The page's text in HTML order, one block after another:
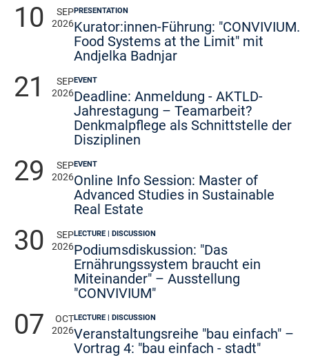
10
SEP
2026
PRESENTATION
Kurator:innen-Führung: "CONVIVIUM.
Food Systems at the Limit" mit
Andjelka Badnjar
21
SEP
2026
EVENT
Deadline: Anmeldung - AKTLD-
Jahrestagung – Teamarbeit?
Denkmalpflege als Schnittstelle der
Disziplinen
29
SEP
2026
EVENT
Online Info Session: Master of
Advanced Studies in Sustainable
Real Estate
30
SEP
2026
LECTURE | DISCUSSION
Podiumsdiskussion: "Das
Ernährungssystem braucht ein
Miteinander" – Ausstellung
"CONVIVIUM"
07
OCT
2026
LECTURE | DISCUSSION
Veranstaltungsreihe "bau einfach" –
Vortrag 4: "bau einfach - stadt"